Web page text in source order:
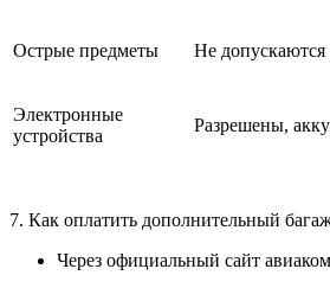
Острые предметы Не
Электронные
устройства
Разрешены,
7. Как оплатить дополнительный
Через официальный сайт